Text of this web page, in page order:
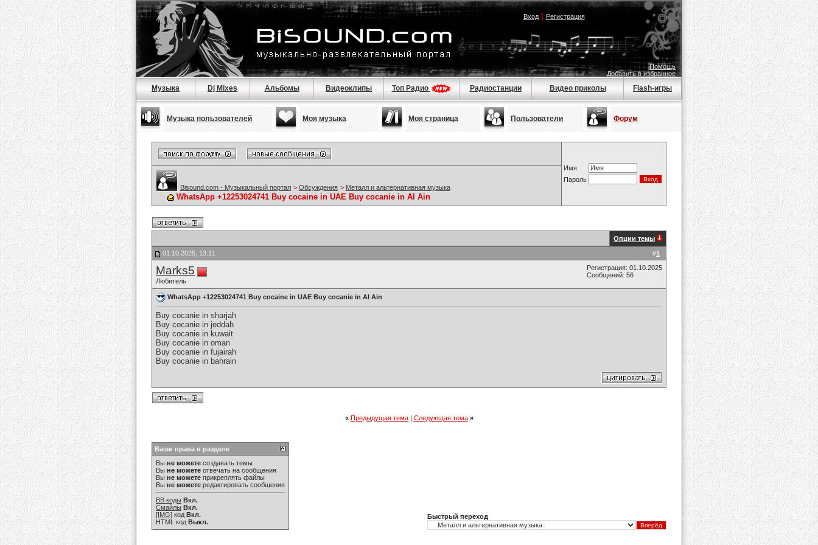
Вход| Регистрация
Помощь
Добавить в избранное
Музыка Dj Mixes Альбомы Видеоклипы Топ Радио Радиостанции Видео приколы Flash-игры
Музыка пользователей Моя музыка Моя страница Пользователи Форум
Имя
Пароль
Bisound.com - Музыкальный портал > Обсуждения > Металл и альтернативная музыка
WhatsApp +12253024741 Buy cocaine in UAE Buy cocanie in Al Ain
Опции темы
#1
01.10.2025, 13:11
Marks5
Любитель
Регистрация: 01.10.2025
Сообщений: 56
WhatsApp +12253024741 Buy cocaine in UAE Buy cocanie in Al Ain
Buy cocanie in sharjah
Buy cocanie in jeddah
Buy cocanie in kuwait
Buy cocanie in oman
Buy cocanie in fujairah
Buy cocanie in bahrain
« Предыдущая тема| Следующая тема »
Ваши права в разделе
Вы не можете создавать темы
Вы не можете отвечать на сообщения
Вы не можете прикреплять файлы
Вы не можете редактировать сообщения
BB коды Вкл.
Смайлы Вкл.
[IMG] код Вкл.
HTML код Выкл.
Быстрый переход